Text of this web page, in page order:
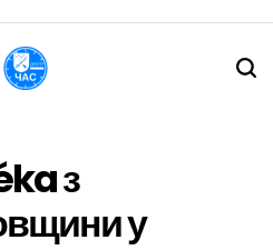
з
у